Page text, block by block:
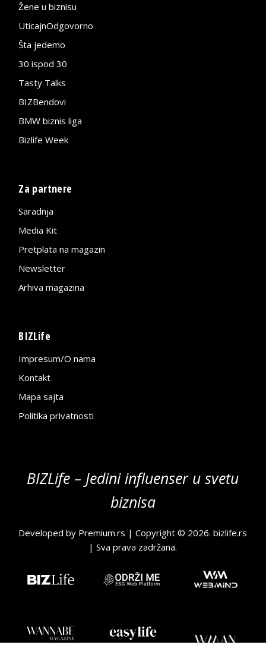
Žene u biznisu
UticajnOdgovorno
Šta jedemo
30 ispod 30
Tasty Talks
BIZBendovi
BMW biznis liga
Bizlife Week
Za partnere
Saradnja
Media Kit
Pretplata na magazin
Newsletter
Arhiva magazina
BIZLife
Impresum/O nama
Kontakt
Mapa sajta
Politika privatnosti
BIZLife – Jedini influenser u svetu
biznisa
Developed by Premium.rs | Copyright © 2026.bizlife.rs
| Sva prava zadržana.